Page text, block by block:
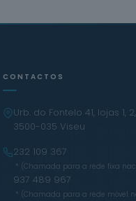
CONTACTOS
Urb. do Fontelo 41, lojas 1,
3500-035 Viseu
232 109 367
* (Chamada para a rede fixa
937 489 967
* (Chamada para a rede móvel